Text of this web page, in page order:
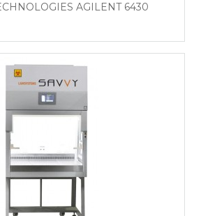
AGILENT 6430